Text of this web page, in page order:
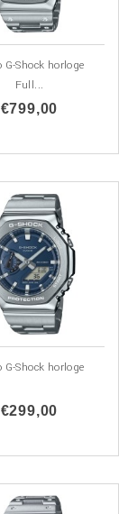
G-Shock horloge
Full...
€799,00
G-Shock horloge
€299,00